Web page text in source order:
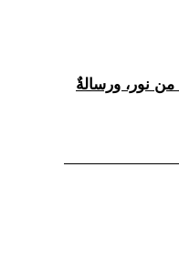
من نور، ورسالةٌ